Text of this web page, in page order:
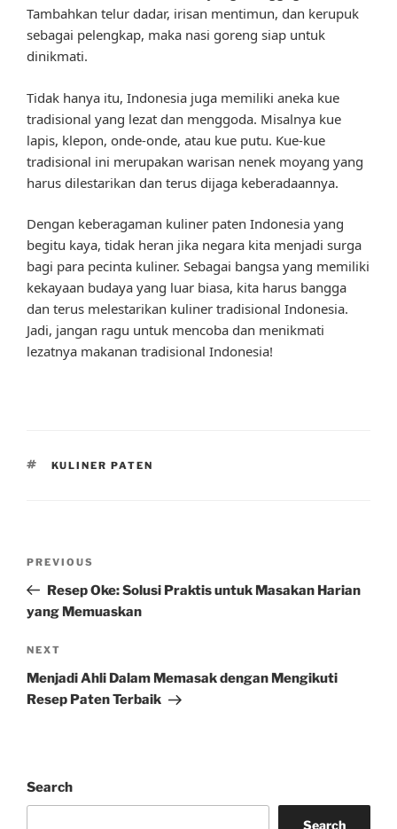
Tambahkan telur dadar, irisan mentimun, dan kerupuk
sebagai pelengkap, maka nasi goreng siap untuk
dinikmati.
Tidak hanya itu, Indonesia juga memiliki aneka kue
tradisional yang lezat dan menggoda. Misalnya kue
lapis, klepon, onde-onde, atau kue putu. Kue-kue
tradisional ini merupakan warisan nenek moyang yang
harus dilestarikan dan terus dijaga keberadaannya.
Dengan keberagaman kuliner paten Indonesia yang
begitu kaya, tidak heran jika negara kita menjadi surga
bagi para pecinta kuliner. Sebagai bangsa yang memiliki
kekayaan budaya yang luar biasa, kita harus bangga
dan terus melestarikan kuliner tradisional Indonesia.
Jadi, jangan ragu untuk mencoba dan menikmati
lezatnya makanan tradisional Indonesia!
TAGS
KULINER PATEN
Previous
Post
PREVIOUS
Resep Oke: Solusi Praktis untuk Masakan Harian
yang Memuaskan
Next
Post
NEXT
Menjadi Ahli Dalam Memasak dengan Mengikuti
Resep Paten Terbaik
Search
Search